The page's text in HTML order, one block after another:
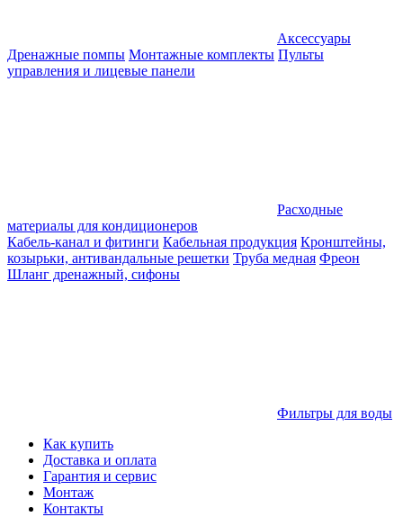
Аксессуары
Дренажные помпы Монтажные комплекты Пульты
управления и лицевые панели
Расходные
материалы для кондиционеров
Кабель-канал и фитинги Кабельная продукция Кронштейны,
козырьки, антивандальные решетки Труба медная Фреон
Шланг дренажный, сифоны
Фильтры для воды
Как купить
Доставка и оплата
Гарантия и сервис
Монтаж
Контакты